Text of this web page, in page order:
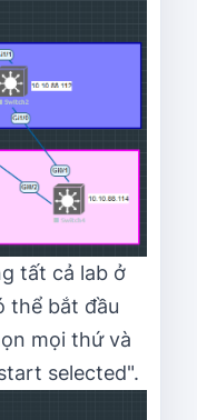
tất cả lab ở
thể bắt đầu
mọi thứ và
selected".